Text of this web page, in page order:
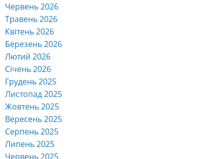
Червень 2026
Травень 2026
Квітень 2026
Березень 2026
Лютий 2026
Січень 2026
Грудень 2025
Листопад 2025
Жовтень 2025
Вересень 2025
Серпень 2025
Липень 2025
Червень 2025